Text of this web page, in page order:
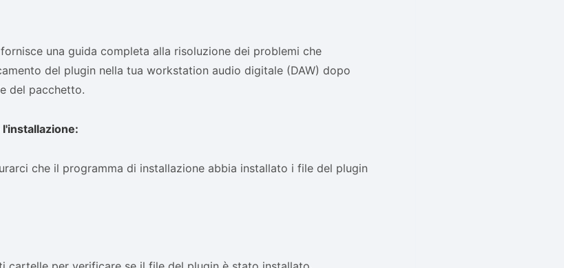
una guida completa alla risoluzione dei problemi che
del plugin nella tua workstation audio digitale (DAW) dopo
del pacchetto.
che il programma di installazione abbia installato i file del plugin